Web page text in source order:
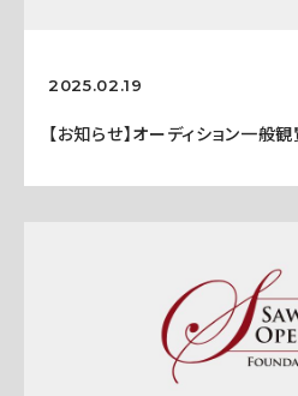
2025.02.19
【お知らせ】オーディション一般